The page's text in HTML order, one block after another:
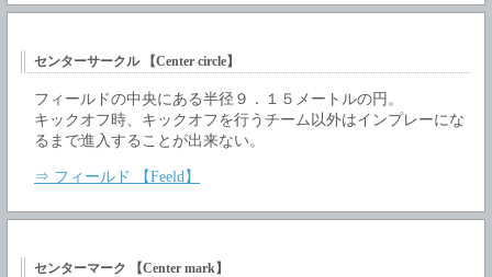
センターサークル 【Center circle】
フィールドの中央にある半径９．１５メートルの円。
キックオフ時、キックオフを行うチーム以外はインプレーにな
るまで進入することが出来ない。
⇒ フィールド 【Feeld】
センターマーク 【Center mark】